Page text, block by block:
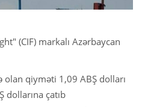
(CIF) markalı Azərbaycan
qiyməti 1,09 ABŞ dolları
dollarına çatıb